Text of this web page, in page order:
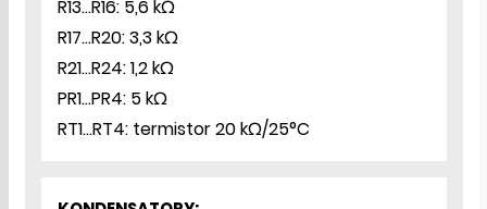
R13...R16: 5,6 kΩ
R17...R20: 3,3 kΩ
R21...R24: 1,2 kΩ
PR1...PR4: 5 kΩ
RT1...RT4: termistor 20 kΩ/25°C